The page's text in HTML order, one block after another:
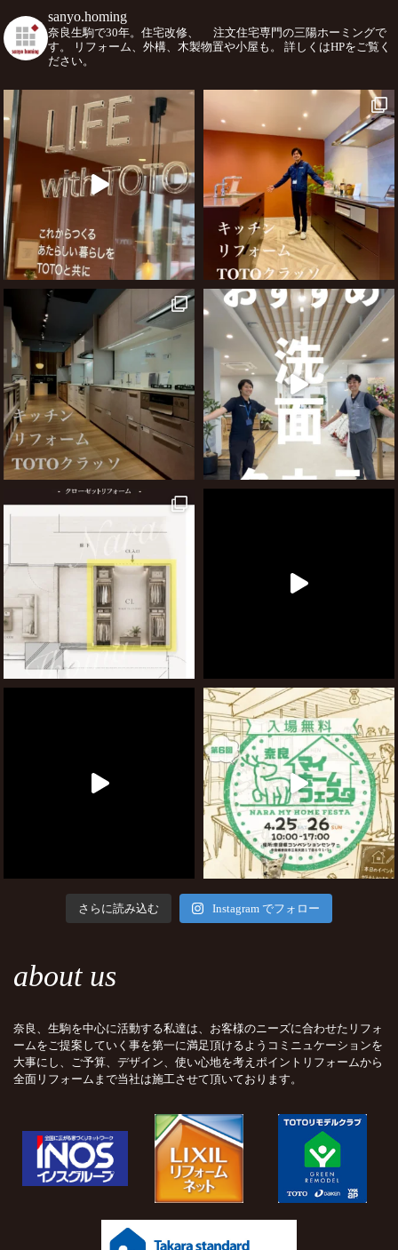
sanyo.homing
奈良生駒で30年。住宅改修、
注文住宅専門の三陽ホーミングで
す。
リフォーム、外構、木製物置や小屋も。
詳しくはHPをご覧く
ださい。
さらに読み込む Instagram でフォロー
about us
奈良、生駒を中心に活動する私達は、お客様のニーズに合わせたリフォ
ームをご提案していく事を第一に満足頂けるようコミニュケーションを
大事にし、ご予算、デザイン、使い心地を考えポイントリフォームから
全面リフォームまで当社は施工させて頂いております。